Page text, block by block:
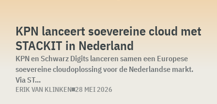
KPN lanceert soevereine cloud met
STACKIT in Nederland
KPN en Schwarz Digits lanceren samen een Europese
soevereine cloudoplossing voor de Nederlandse markt.
Via ST...
ERIK VAN KLINKEN 28 MEI 2026